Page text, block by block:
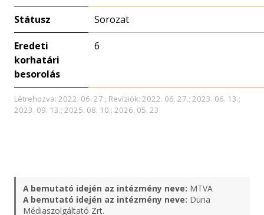
Státusz Sorozat
Eredeti
korhatári
besorolás
6
Létrehozva: 2022. 06. 27.; Revíziók: 2022. 06. 27.; 2023. 06. 13.;
2023. 09. 13.; 2025. 08. 10.; 2026. 05. 23.
A bemutató idején az intézmény neve: MTVA
A bemutató idején az intézmény neve: Duna
Médiaszolgáltató Zrt.